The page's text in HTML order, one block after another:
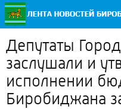
Депутаты
заслушали и
исполнении
Биробиджана